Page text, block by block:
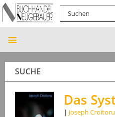
SUCHE
Das
| Joseph Croitoru